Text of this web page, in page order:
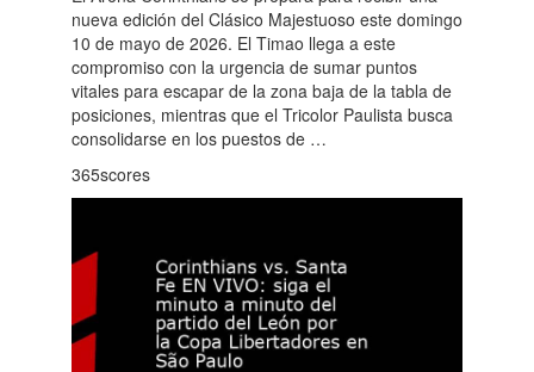
nueva edición del Clásico Majestuoso este domingo
10 de mayo de 2026. El Timao llega a este
compromiso con la urgencia de sumar puntos
vitales para escapar de la zona baja de la tabla de
posiciones, mientras que el Tricolor Paulista busca
consolidarse en los puestos de …
365scores